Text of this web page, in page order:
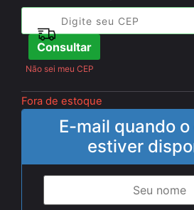
Consultar
Não sei meu CEP
Fora de estoque
E-mail quando
estiver